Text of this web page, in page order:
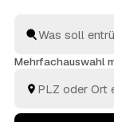
Anbieter aus
wählen das
entsorgen.
Mehrfachauswahl